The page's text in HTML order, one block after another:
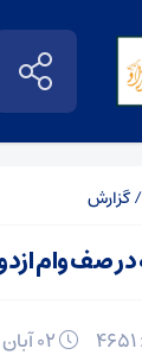
/گزارش
در صف وام